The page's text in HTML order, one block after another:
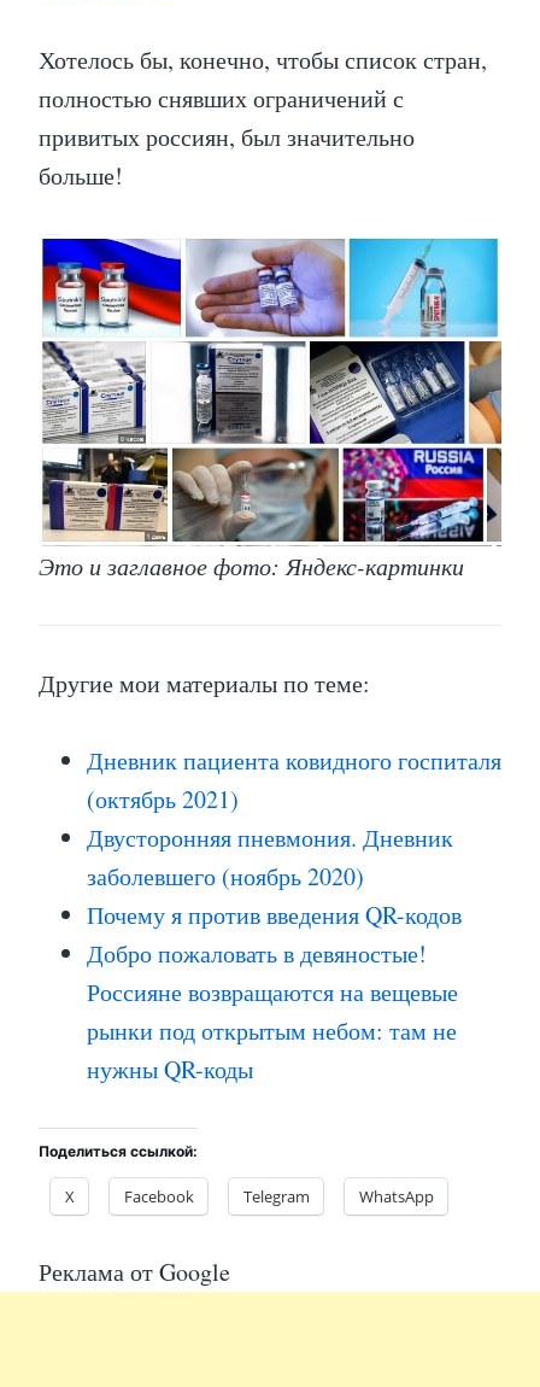
Хотелось бы, конечно, чтобы список стран,
полностью снявших ограничений с
привитых россиян, был значительно
больше!
Это и заглавное фото: Яндекс-картинки
Другие мои материалы по теме:
Дневник пациента ковидного госпиталя
(октябрь 2021)
Двусторонняя пневмония. Дневник
заболевшего (ноябрь 2020)
Почему я против введения QR-кодов
Добро пожаловать в девяностые!
Россияне возвращаются на вещевые
рынки под открытым небом: там не
нужны QR-коды
Поделиться ссылкой:
X Facebook Telegram WhatsApp
Реклама от Google